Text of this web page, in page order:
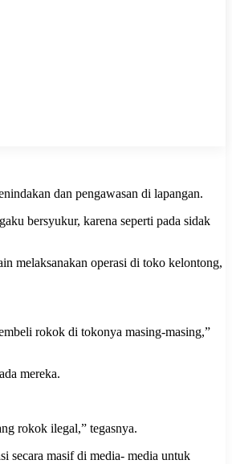
dan pengawasan di lapangan.
bersyukur, karena seperti pada sidak
melaksanakan operasi di toko kelontong,
rokok di tokonya masing-masing,”
mereka.‎
rokok ilegal,” tegasnya.
secara masif di media- media untuk